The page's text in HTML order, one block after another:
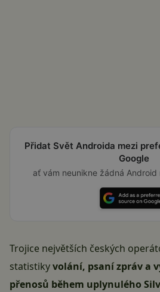
Přidat Svět Androida mezi
Google
ať vám neunikne žádná Android
Trojice největších českých
statistikyvolání, psaní zpráv a
přenosů během uplynulého